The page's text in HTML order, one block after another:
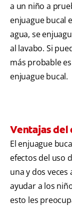
a un niño a
enjuague bucal
agua, se
al lavabo. Si
más probable
enjuague bucal.
Ventajas del
El enjuague
efectos del uso
una y dos
ayudar a los
esto les